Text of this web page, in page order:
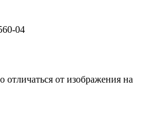
04
отличаться от изображения на